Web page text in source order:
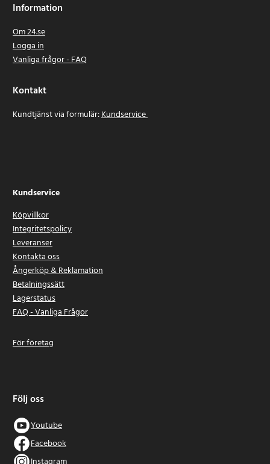
Information
Om 24.se
Logga in
Vanliga frågor - FAQ
Kontakt
Kundtjänst via formulär:Kundservice
Kundservice
Köpvillkor
Integritetspolicy
Leveranser
Kontakta oss
Ångerköp & Reklamation
Betalningssätt
Lagerstatus
FAQ - Vanliga Frågor
För företag
Följ oss
Youtube
Facebook